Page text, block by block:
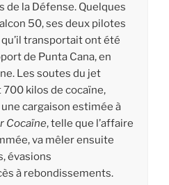
de la Défense. Quelques
50, ses deux pilotes
transportait ont été
de Punta Cana, en
Les soutes du jet
kilos de cocaïne,
cargaison estimée à
Cocaïne, telle que l’affaire
va mêler ensuite
évasions
à rebondissements.